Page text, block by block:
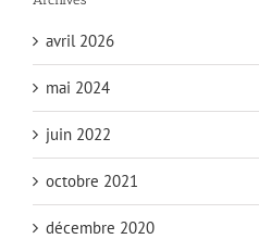
avril 2026
mai 2024
juin 2022
octobre 2021
décembre 2020